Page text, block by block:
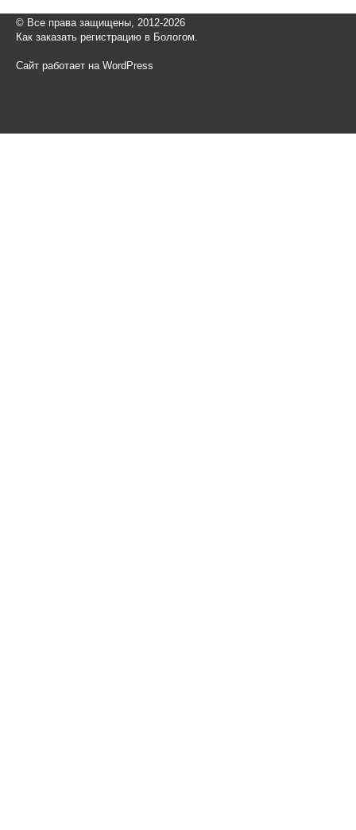
© Все права защищены, 2012-2026
Как заказать регистрацию в Бологом.
Сайт работает на WordPress